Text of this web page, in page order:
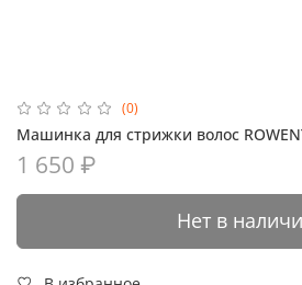
(0)
Машинка для стрижки волос
1 650 ₽
Нет в